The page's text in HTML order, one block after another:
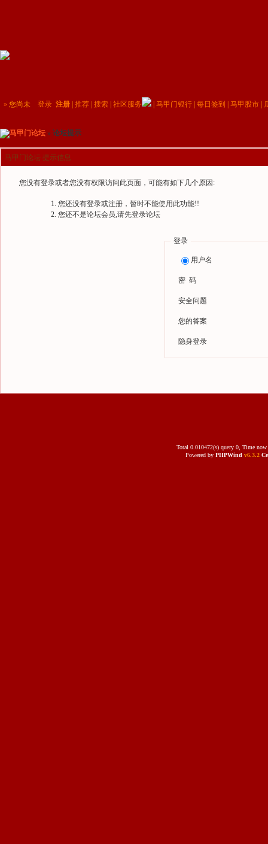
» 您尚未 登录 注册 推荐 搜索 社区服务 马甲门银行 每日签到 马甲股市
马甲门论坛 » 论坛提示
马甲门论坛 提示信息
您没有登录或者您没有权限访问此页面，可能有如下几个原因:
您还没有登录或注册，暂时不能使用此功能!!
您还不是论坛会员,请先登录论坛
登录
用户名
密 码
安全问题
您的答案
隐身登录
Total 0.010472(s) query 0, Time
Powered by PHPWind v6.3.2